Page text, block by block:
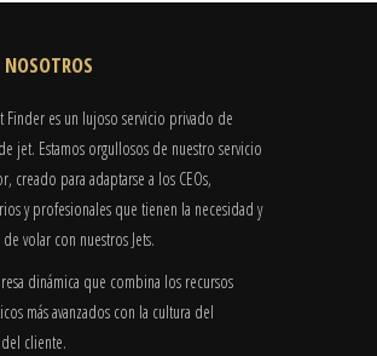
NOSOTROS
Finder es un lujoso servicio privado de
jet. Estamos orgullosos de nuestro servicio
creado para adaptarse a los CEOs,
y profesionales que tienen la necesidad y
volar con nuestros Jets.
dinámica que combina los recursos
más avanzados con la cultura del
cliente.